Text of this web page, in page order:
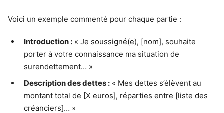
Voici un exemple commenté pour chaque partie :
Introduction : « Je soussigné(e), [nom], souhaite
porter à votre connaissance ma situation de
surendettement… »
Description des dettes : « Mes dettes s’élèvent au
montant total de [X euros], réparties entre [liste des
créanciers]… »